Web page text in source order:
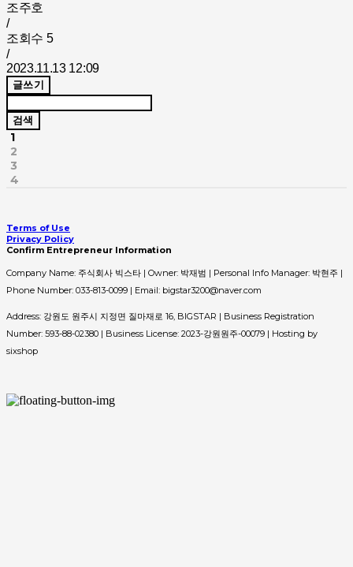
조주호
/
조회수 5
/
2023.11.13 12:09
글쓰기
검색
1
2
3
4
Terms of Use
Privacy Policy
Confirm Entrepreneur Information
Company Name: 주식회사 빅스타 | Owner: 박재범 | Personal Info Manager: 박현주 |
Phone Number: 033-813-0099 | Email: bigstar3200@naver.com
Address: 강원도 원주시 지정면 질마재로 16, BIGSTAR | Business Registration
Number: 593-88-02380 | Business License: 2023-강원원주-00079 | Hosting by
sixshop